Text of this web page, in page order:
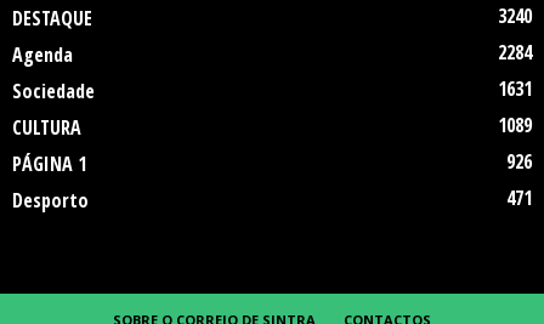
DESTAQUE
3240
Agenda
2284
Sociedade
1631
CULTURA
1089
PÁGINA 1
926
Desporto
471
SOBRE O CORREIO DE SINTRA CONTACTOS